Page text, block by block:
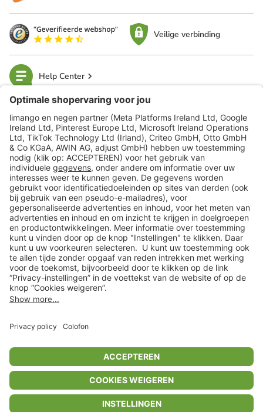
Veilige verbinding
Help Center
limango
Veilig winkelen
Klantenservice
Shop
Acties
limango.de limango.pl
** Alle prijsopgaven zijn inclusief belasting en exclusief verzendkosten
ᵃ Bij een minimale bestelwaarde van €15.